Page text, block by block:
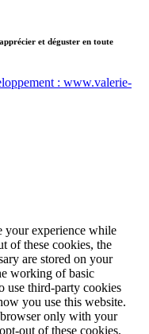
et déguster en toute
: www.valerie-
your experience while
of these cookies, the
are stored on your
working of basic
use third-party cookies
you use this website.
only with your
out of these cookies.